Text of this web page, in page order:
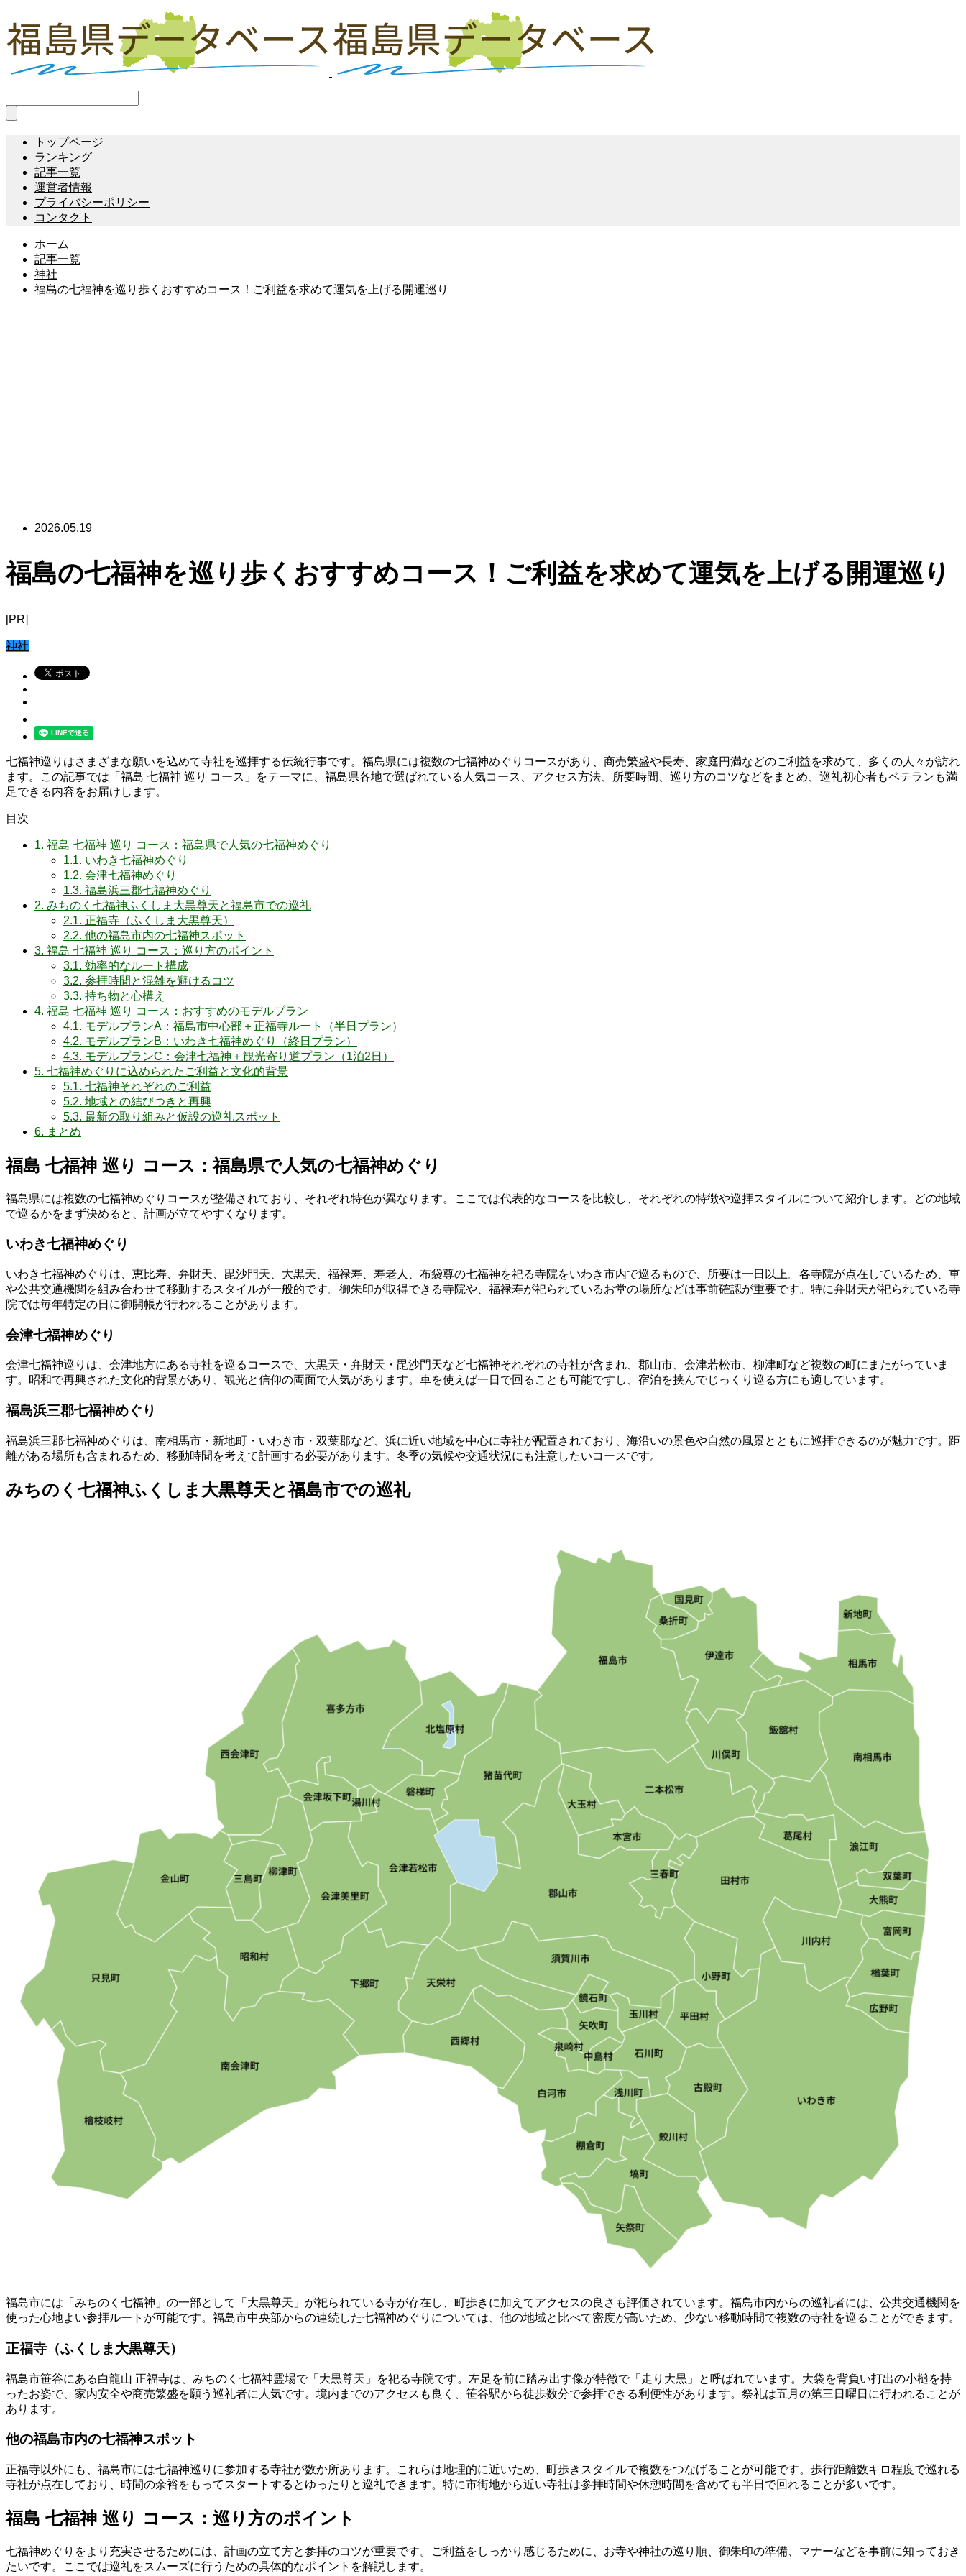
トップページ
ランキング
記事一覧
運営者情報
プライバシーポリシー
コンタクト
ホーム
記事一覧
神社
福島の七福神を巡り歩くおすすめコース！ご利益を求めて運気を上げる開運巡り
2026.05.19
福島の七福神を巡り歩くおすすめコース！ご利益を求めて運気を上げる開運巡り
[PR]
神社
七福神巡りはさまざまな願いを込めて寺社を巡拝する伝統行事です。福島県には複数の七福神めぐりコースがあり、商売繁盛や長寿、家庭円満などのご利益を求めて、多くの人々が訪れ
ます。この記事では「福島 七福神 巡り コース」をテーマに、福島県各地で選ばれている人気コース、アクセス方法、所要時間、巡り方のコツなどをまとめ、巡礼初心者もベテランも満
足できる内容をお届けします。
目次
1. 福島 七福神 巡り コース：福島県で人気の七福神めぐり
1.1. いわき七福神めぐり
1.2. 会津七福神めぐり
1.3. 福島浜三郡七福神めぐり
2. みちのく七福神ふくしま大黒尊天と福島市での巡礼
2.1. 正福寺（ふくしま大黒尊天）
2.2. 他の福島市内の七福神スポット
3. 福島 七福神 巡り コース：巡り方のポイント
3.1. 効率的なルート構成
3.2. 参拝時間と混雑を避けるコツ
3.3. 持ち物と心構え
4. 福島 七福神 巡り コース：おすすめのモデルプラン
4.1. モデルプランA：福島市中心部＋正福寺ルート（半日プラン）
4.2. モデルプランB：いわき七福神めぐり（終日プラン）
4.3. モデルプランC：会津七福神＋観光寄り道プラン（1泊2日）
5. 七福神めぐりに込められたご利益と文化的背景
5.1. 七福神それぞれのご利益
5.2. 地域との結びつきと再興
5.3. 最新の取り組みと仮設の巡礼スポット
6. まとめ
福島 七福神 巡り コース：福島県で人気の七福神めぐり
福島県には複数の七福神めぐりコースが整備されており、それぞれ特色が異なります。ここでは代表的なコースを比較し、それぞれの特徴や巡拝スタイルについて紹介します。どの地域
で巡るかをまず決めると、計画が立てやすくなります。
いわき七福神めぐり
いわき七福神めぐりは、恵比寿、弁財天、毘沙門天、大黒天、福禄寿、寿老人、布袋尊の七福神を祀る寺院をいわき市内で巡るもので、所要は一日以上。各寺院が点在しているため、車
や公共交通機関を組み合わせて移動するスタイルが一般的です。御朱印が取得できる寺院や、福禄寿が祀られているお堂の場所などは事前確認が重要です。特に弁財天が祀られている寺
院では毎年特定の日に御開帳が行われることがあります。
会津七福神めぐり
会津七福神巡りは、会津地方にある寺社を巡るコースで、大黒天・弁財天・毘沙門天など七福神それぞれの寺社が含まれ、郡山市、会津若松市、柳津町など複数の町にまたがっていま
す。昭和で再興された文化的背景があり、観光と信仰の両面で人気があります。車を使えば一日で回ることも可能ですし、宿泊を挟んでじっくり巡る方にも適しています。
福島浜三郡七福神めぐり
福島浜三郡七福神めぐりは、南相馬市・新地町・いわき市・双葉郡など、浜に近い地域を中心に寺社が配置されており、海沿いの景色や自然の風景とともに巡拝できるのが魅力です。距
離がある場所も含まれるため、移動時間を考えて計画する必要があります。冬季の気候や交通状況にも注意したいコースです。
みちのく七福神ふくしま大黒尊天と福島市での巡礼
福島市には「みちのく七福神」の一部として「大黒尊天」が祀られている寺が存在し、町歩きに加えてアクセスの良さも評価されています。福島市内からの巡礼者には、公共交通機関を
使った心地よい参拝ルートが可能です。福島市中央部からの連続した七福神めぐりについては、他の地域と比べて密度が高いため、少ない移動時間で複数の寺社を巡ることができます。
正福寺（ふくしま大黒尊天）
福島市笹谷にある白龍山 正福寺は、みちのく七福神霊場で「大黒尊天」を祀る寺院です。左足を前に踏み出す像が特徴で「走り大黒」と呼ばれています。大袋を背負い打出の小槌を持
ったお姿で、家内安全や商売繁盛を願う巡礼者に人気です。境内までのアクセスも良く、笹谷駅から徒歩数分で参拝できる利便性があります。祭礼は五月の第三日曜日に行われることが
あります。
他の福島市内の七福神スポット
正福寺以外にも、福島市には七福神巡りに参加する寺社が数か所あります。これらは地理的に近いため、町歩きスタイルで複数をつなげることが可能です。歩行距離数キロ程度で巡れる
寺社が点在しており、時間の余裕をもってスタートするとゆったりと巡礼できます。特に市街地から近い寺社は参拝時間や休憩時間を含めても半日で回れることが多いです。
福島 七福神 巡り コース：巡り方のポイント
七福神めぐりをより充実させるためには、計画の立て方と参拝のコツが重要です。ご利益をしっかり感じるために、お寺や神社の巡り順、御朱印の準備、マナーなどを事前に知っておき
たいです。ここでは巡礼をスムーズに行うための具体的なポイントを解説します。